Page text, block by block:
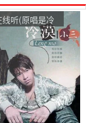
听(原唱是冷
演唱点播:117